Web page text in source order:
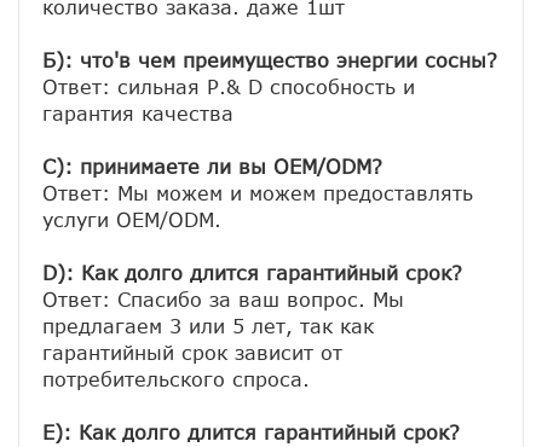
количество заказа. даже 1шт
Б): что'в чем преимущество энергии сосны?
Ответ: сильная Р.& D способность и
гарантия качества
C): принимаете ли вы OEM/ODM?
Ответ: Мы можем и можем предоставлять
услуги OEM/ODM.
D): Как долго длится гарантийный срок?
Ответ: Спасибо за ваш вопрос. Мы
предлагаем 3 или 5 лет, так как
гарантийный срок зависит от
потребительского спроса.
E): Как долго длится гарантийный срок?